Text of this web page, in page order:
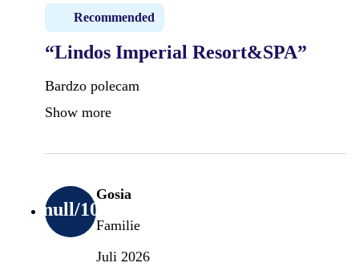
Recommended
“Lindos Imperial Resort&SPA”
Bardzo polecam
Show more
null/10
Gosia
Familie
Juli 2026